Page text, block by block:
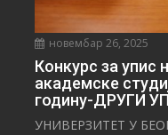
новембар 26, 2025
Конкурс за упис
академске
годину-ДРУГИ
УНИВЕРЗИТЕТ У